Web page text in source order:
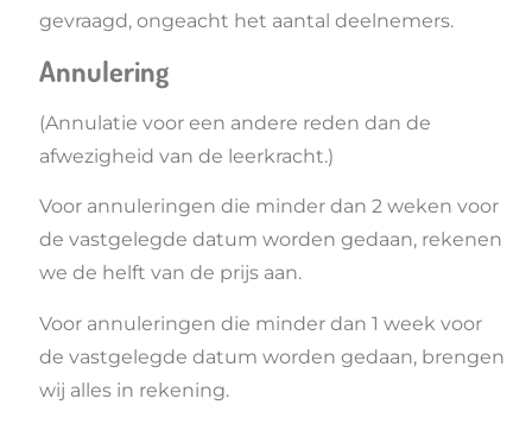
gevraagd, ongeacht het aantal deelnemers.
Annulering
(Annulatie voor een andere reden dan de
afwezigheid van de leerkracht.)
Voor annuleringen die minder dan 2 weken voor
de vastgelegde datum worden gedaan, rekenen
we de helft van de prijs aan.
Voor annuleringen die minder dan 1 week voor
de vastgelegde datum worden gedaan, brengen
wij alles in rekening.